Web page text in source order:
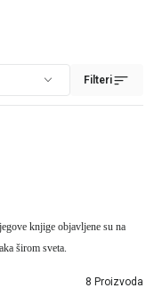
Filteri
knjige objavljene su na
širom sveta.
8 Proizvoda